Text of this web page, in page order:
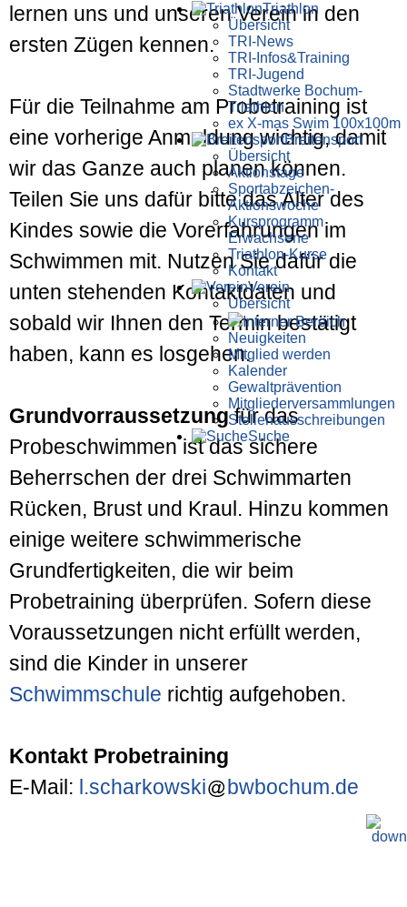
Triathlon
Übersicht
TRI-News
TRI-Infos&Training
TRI-Jugend
Stadtwerke Bochum-
Triathlon
ex X-mas Swim 100x100m
Breiten­sport
Übersicht
Aktionstage
Sportabzeichen-
Aktionswoche
Kursprogramm
Erwachsene
Triathlon-Kurse
Kontakt
Verein
Übersicht
Interner Bereich
Neuigkeiten
Mitglied werden
Kalender
Gewaltprävention
Mitglieder­versammlungen
Stellen­aus­schrei­bungen
Suche
lernen uns und unseren Verein in den
ersten Zügen kennen.
Für die Teilnahme am Probetraining ist
eine vorherige Anmeldung wichtig, damit
wir das Ganze auch planen können.
Teilen Sie uns dafür bitte das Alter des
Kindes sowie die Vorerfahrungen im
Schwimmen mit. Nutzen Sie dafür die
unten stehenden Kontaktdaten und
sobald wir Ihnen den Termin bestätigt
haben, kann es losgehen.
Grundvorraussetzungfür das
Probeschwimmen ist das sichere
Beherrschen der drei Schwimmarten
Rücken, Brust und Kraul. Hinzu kommen
einige weitere schwimmerische
Grundfertigkeiten, die wir beim
Probetraining überprüfen. Sofern diese
Voraussetzungen nicht erfüllt werden,
sind die Kinder in unserer
Schwimmschule richtig aufgehoben.
Kontakt Probetraining
E-Mail: l.scharkowski bwbochum.de